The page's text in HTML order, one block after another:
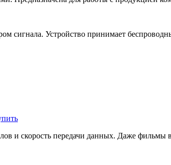
сигнала. Устройство принимает
и скорость передачи данных. Даже фильмы